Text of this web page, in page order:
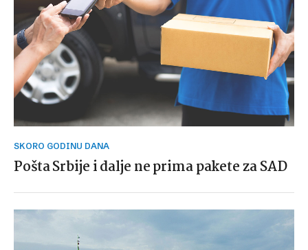
SKORO GODINU DANA
Pošta Srbije i dalje ne prima pakete za SAD